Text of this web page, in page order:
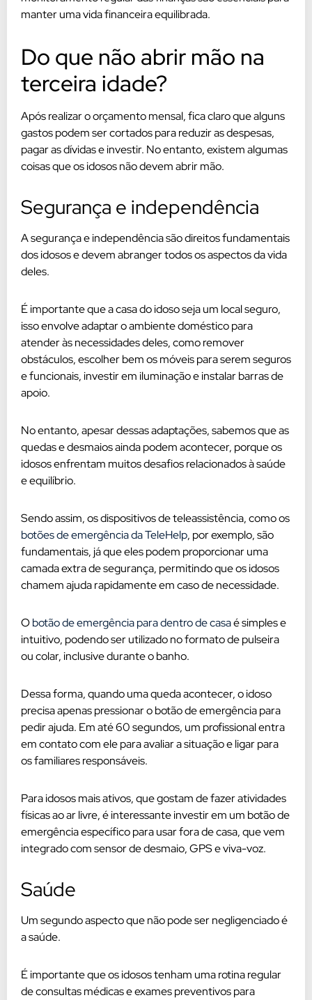
manter uma vida financeira equilibrada.
Do que não abrir mão na
terceira idade?
Após realizar o orçamento mensal, fica claro que alguns
gastos podem ser cortados para reduzir as despesas,
pagar as dívidas e investir. No entanto, existem algumas
coisas que os idosos não devem abrir mão.
Segurança e independência
A segurança e independência são direitos fundamentais
dos idosos e devem abranger todos os aspectos da vida
deles.
É importante que a casa do idoso seja um local seguro,
isso envolve adaptar o ambiente doméstico para
atender às necessidades deles, como remover
obstáculos, escolher bem os móveis para serem seguros
e funcionais, investir em iluminação e instalar barras de
apoio.
No entanto, apesar dessas adaptações, sabemos que as
quedas e desmaios ainda podem acontecer, porque os
idosos enfrentam muitos desafios relacionados à saúde
e equilíbrio.
Sendo assim, os dispositivos de teleassistência, como os
botões de emergência da TeleHelp, por exemplo, são
fundamentais, já que eles podem proporcionar uma
camada extra de segurança, permitindo que os idosos
chamem ajuda rapidamente em caso de necessidade.
Obotão de emergência para dentro de casaé simples e
intuitivo, podendo ser utilizado no formato de pulseira
ou colar, inclusive durante o banho.
Dessa forma, quando uma queda acontecer, o idoso
precisa apenas pressionar o botão de emergência para
pedir ajuda. Em até 60 segundos, um profissional entra
em contato com ele para avaliar a situação e ligar para
os familiares responsáveis.
Para idosos mais ativos, que gostam de fazer atividades
físicas ao ar livre, é interessante investir em um botão de
emergência específico para usar fora de casa, que vem
integrado com sensor de desmaio, GPS e viva-voz.
Saúde
Um segundo aspecto que não pode ser negligenciado é
a saúde.
É importante que os idosos tenham uma rotina regular
de consultas médicas e exames preventivos para